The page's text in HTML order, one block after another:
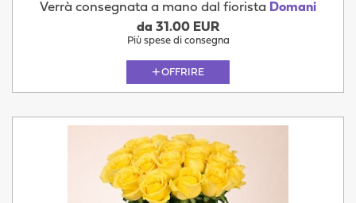
Verrà consegnata a mano dal fiorista Domani
da 31.00 EUR
Più spese di consegna
OFFRIRE